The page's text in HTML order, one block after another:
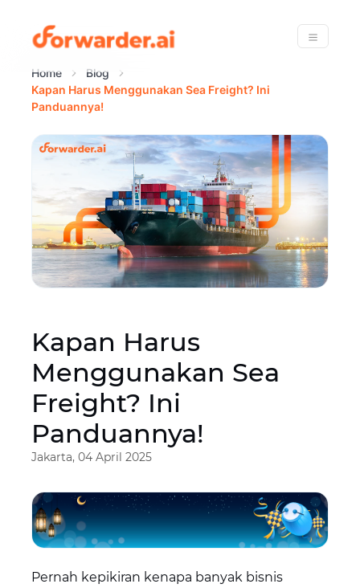
Forwarder
Menu
Home
Blog
Kapan Harus Menggunakan Sea Freight? Ini
Panduannya!
Kapan Harus
Menggunakan Sea
Freight? Ini
Panduannya!
Jakarta, 04 April 2025
Pernah kepikiran kenapa banyak bisnis